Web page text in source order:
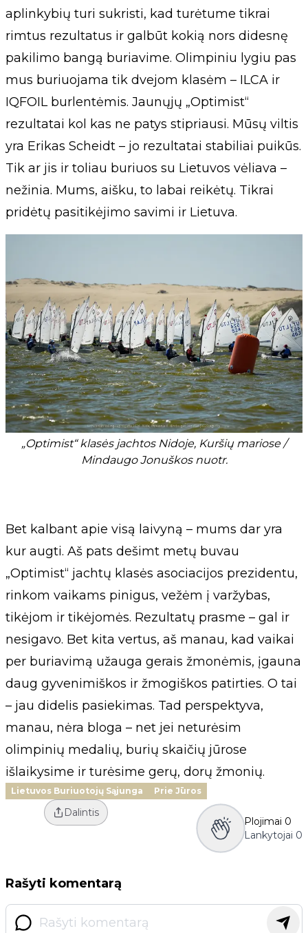
aplinkybių turi sukristi, kad turėtume tikrai
rimtus rezultatus ir galbūt kokią nors didesnę
pakilimo bangą buriavime. Olimpiniu lygiu pas
mus buriuojama tik dvejom klasėm – ILCA ir
IQFOIL burlentėmis. Jaunųjų „Optimist“
rezultatai kol kas ne patys stipriausi. Mūsų viltis
yra Erikas Scheidt – jo rezultatai stabiliai puikūs.
Tik ar jis ir toliau buriuos su Lietuvos vėliava –
nežinia. Mums, aišku, to labai reikėtų. Tikrai
pridėtų pasitikėjimo savimi ir Lietuva.
„Optimist“ klasės jachtos Nidoje, Kuršių mariose /
Mindaugo Jonuškos nuotr.
Bet kalbant apie visą laivyną – mums dar yra
kur augti. Aš pats dešimt metų buvau
„Optimist“ jachtų klasės asociacijos prezidentu,
rinkom vaikams pinigus, vežėm į varžybas,
tikėjom ir tikėjomės. Rezultatų prasme – gal ir
nesigavo. Bet kita vertus, aš manau, kad vaikai
per buriavimą užauga gerais žmonėmis, įgauna
daug gyvenimiškos ir žmogiškos patirties. O tai
– jau didelis pasiekimas. Tad perspektyva,
manau, nėra bloga – net jei neturėsim
olimpinių medalių, burių skaičių jūrose
išlaikysime ir turėsime gerų, dorų žmonių.
Lietuvos Buriuotojų Sąjunga Prie Jūros
Dalintis
Plojimai 0
Lankytojai 0
Rašyti komentarą